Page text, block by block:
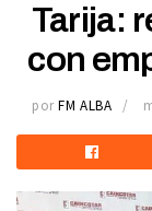
Tarija:
con
por FM ALBA